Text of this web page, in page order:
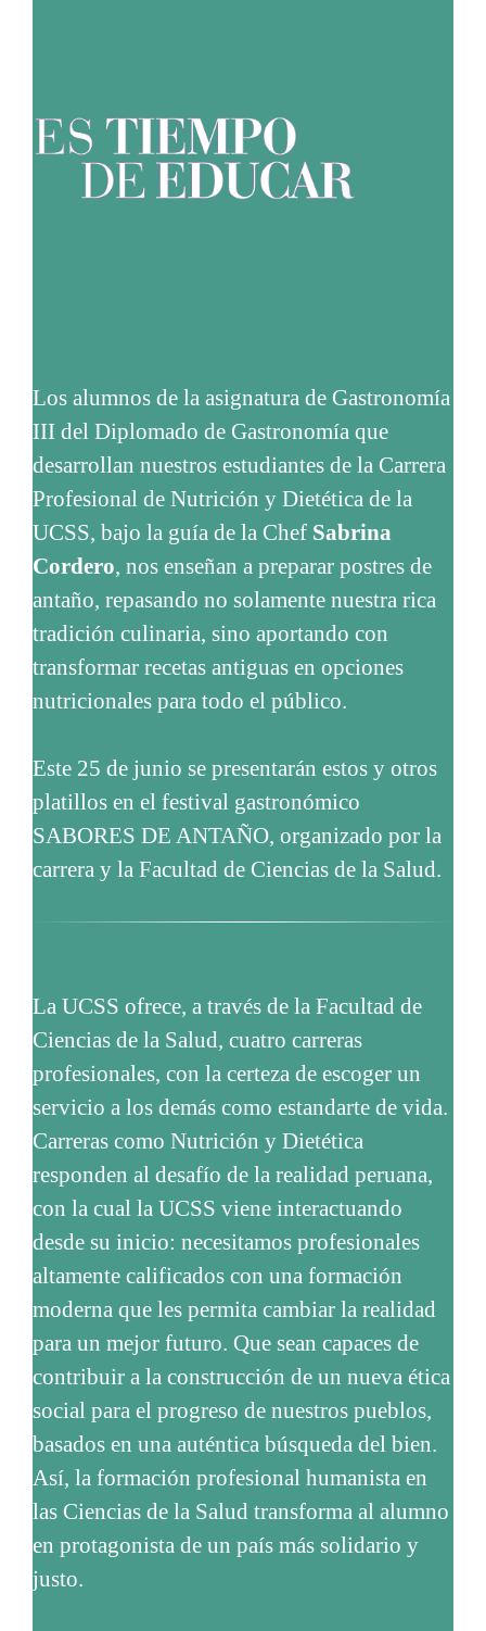
Los alumnos de la asignatura de Gastronomía
III del Diplomado de Gastronomía que
desarrollan nuestros estudiantes de la Carrera
Profesional de Nutrición y Dietética de la
UCSS, bajo la guía de la Chef Sabrina
Cordero, nos enseñan a preparar postres de
antaño, repasando no solamente nuestra rica
tradición culinaria, sino aportando con
transformar recetas antiguas en opciones
nutricionales para todo el público.
Este 25 de junio se presentarán estos y otros
platillos en el festival gastronómico
SABORES DE ANTAÑO, organizado por la
carrera y la Facultad de Ciencias de la Salud.
La UCSS ofrece, a través de la Facultad de
Ciencias de la Salud, cuatro carreras
profesionales, con la certeza de escoger un
servicio a los demás como estandarte de vida.
Carreras como Nutrición y Dietética
responden al desafío de la realidad peruana,
con la cual la UCSS viene interactuando
desde su inicio: necesitamos profesionales
altamente calificados con una formación
moderna que les permita cambiar la realidad
para un mejor futuro. Que sean capaces de
contribuir a la construcción de un nueva ética
social para el progreso de nuestros pueblos,
basados en una auténtica búsqueda del bien.
Así, la formación profesional humanista en
las Ciencias de la Salud transforma al alumno
en protagonista de un país más solidario y
justo.